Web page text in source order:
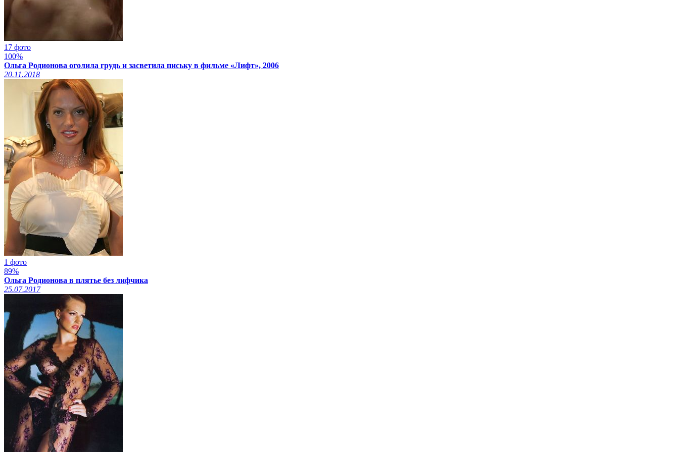
17 фото
100%
Ольга Родионова оголила грудь и засветила письку в фильме «Лифт», 2006
20.11.2018
1 фото
89%
Ольга Родионова в плятье без лифчика
25.07.2017